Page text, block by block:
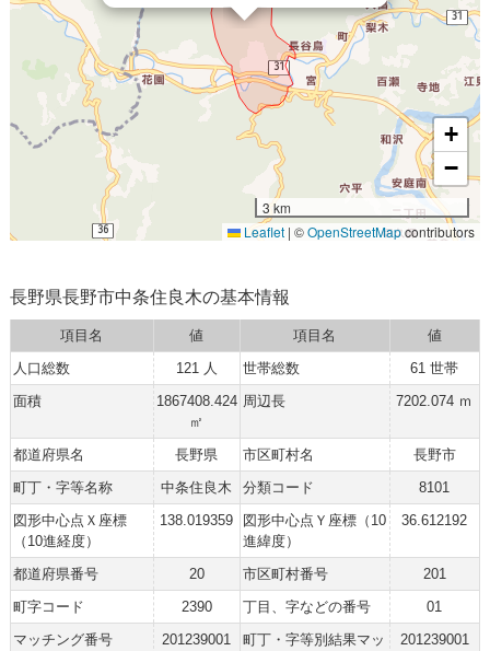
+
−
3 km
Leaflet | ©OpenStreetMapcontributors
長野県長野市中条住良木の基本情報
項目名 値 項目名
値
人口総数
121 人 世帯総数
61 世帯
面積
1867408.424
㎡
周辺長 7202.074 ｍ
都道府県名 長野県 市区町村名
長野市
町丁・字等名称
中条住良木 分類コード
8101
図形中心点Ｘ座標
（10進経度）
138.019359
図形中心点Ｙ座標（10
進緯度）
36.612192
都道府県番号 20 市区町村番号
201
町字コード
2390 丁目、字などの番号
01
マッチング番号
201239001
町丁・字等別結果マッ
201239001